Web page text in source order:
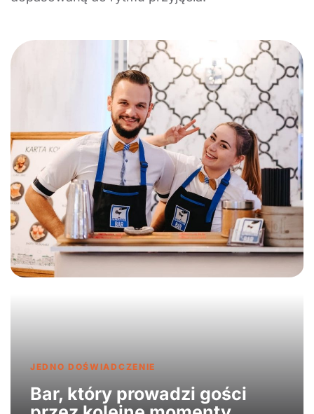
JEDNO DOŚWIADCZENIE
Bar, który prowadzi gości